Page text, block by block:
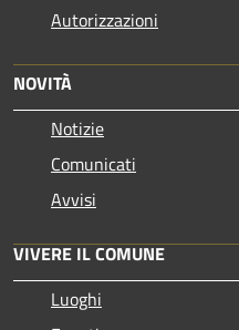
Autorizzazioni
NOVITÀ
Notizie
Comunicati
Avvisi
VIVERE IL COMUNE
Luoghi